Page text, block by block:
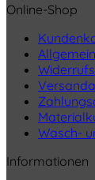
Online-Shop
Wasch-
Informationen